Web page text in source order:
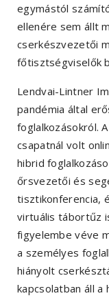
egymástól
ellenére sem állt
cserkészvezetői
főtisztségviselők
Lendvai-Lintner
pandémia által
foglalkozásokról.
csapatnál volt
hibrid
őrsvezetői és
tisztikonferencia,
virtuális tábortűz
figyelembe véve
a személyes
hiányolt
kapcsolatban áll a